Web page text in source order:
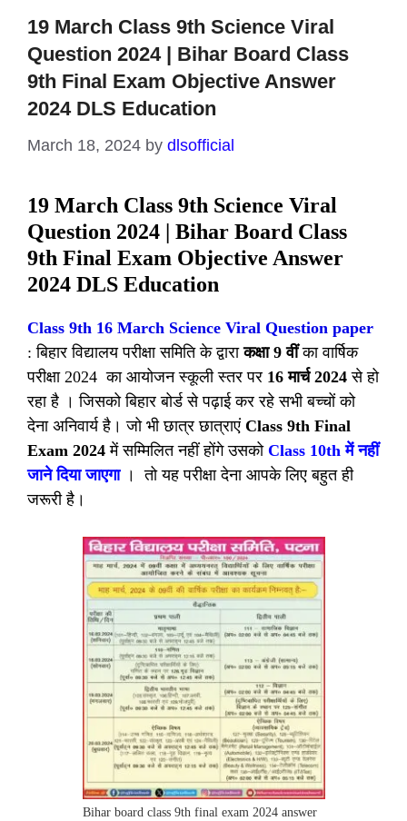
19 March Class 9th Science Viral
Question 2024 | Bihar Board Class
9th Final Exam Objective Answer
2024 DLS Education
March 18, 2024 by dlsofficial
19 March Class 9th Science Viral
Question 2024 | Bihar Board Class
9th Final Exam Objective Answer
2024 DLS Education
Class 9th 16 March Science Viral Question paper
: बिहार विद्यालय परीक्षा समिति के द्वाराकक्षा 9 वींका वार्षिक
परीक्षा 2024 का आयोजन स्कूली स्तर पर 16 मार्च 2024 से हो
रहा है । जिसको बिहार बोर्ड से पढ़ाई कर रहे सभी बच्चों को
देना अनिवार्य है। जो भी छात्र छात्राएं Class 9th Final
Exam 2024 में सम्मिलित नहीं होंगे उसको Class 10th में नहीं
जाने दिया जाएगा। तो यह परीक्षा देना आपके लिए बहुत ही
जरूरी है।
Bihar board class 9th final exam 2024 answer